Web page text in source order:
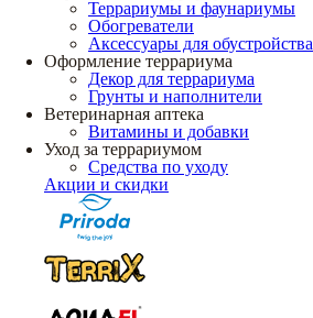
Террариумы и фаунариумы
Обогреватели
Аксессуары для обустройства
Оформление террариума
Декор для террариума
Грунты и наполнители
Ветеринарная аптека
Витамины и добавки
Уход за террариумом
Средства по уходу
Акции и скидки